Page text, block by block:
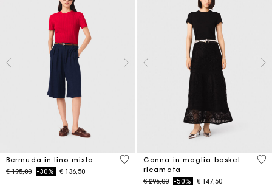
Bermuda in lino misto
Price reduced from
€ 195,00to-30% € 136,50
5 out of 5 Customer Rating
Gonna in maglia basket
ricamata
Price reduced from
€ 295,00to-50% € 147,50
5